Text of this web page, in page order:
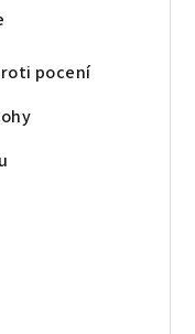
pocení